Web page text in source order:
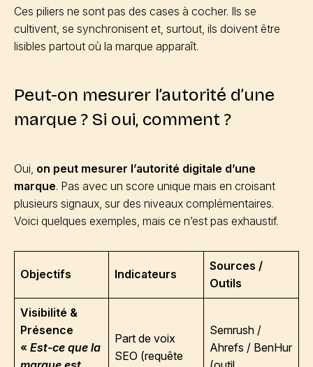
Ces piliers ne sont pas des cases à cocher. Ils se
cultivent, se synchronisent et, surtout, ils doivent être
lisibles partout où la marque apparaît.
Peut-on mesurer l’autorité d’une
marque ? Si oui, comment ?
Oui, on peut mesurer l’autorité digitale d’une
marque. Pas avec un score unique mais en croisant
plusieurs signaux, sur des niveaux complémentaires.
Voici quelques exemples, mais ce n’est pas exhaustif.
Objectifs Indicateurs
Sources /
Outils
Visibilité &
Présence
« Est-ce que la
Part de voix
SEO (requête
Semrush /
Ahrefs / BenHur